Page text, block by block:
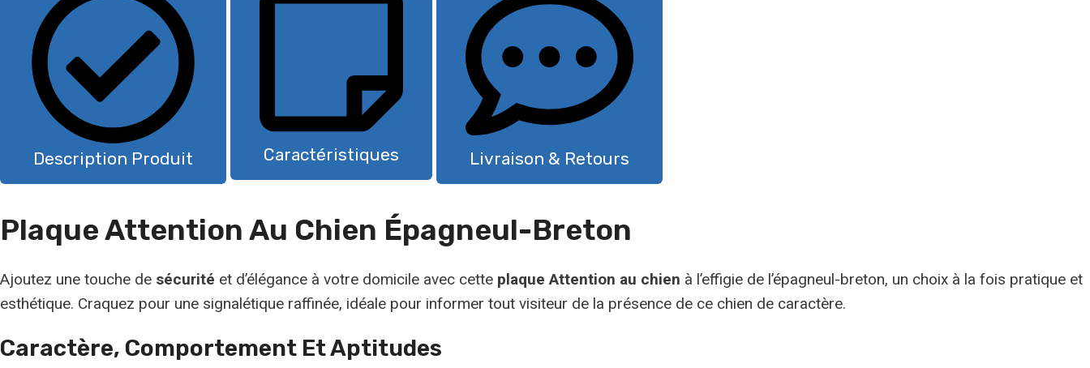
Description Produit Caractéristiques Livraison & Retours
Plaque Attention Au Chien Épagneul-Breton
Ajoutez une touche de sécurité et d’élégance à votre domicile avec cette plaque Attention au chien à l’effigie de l’épagneul-breton, un choix à la fois pratique et
esthétique. Craquez pour une signalétique raffinée, idéale pour informer tout visiteur de la présence de ce chien de caractère.
Caractère, Comportement Et Aptitudes